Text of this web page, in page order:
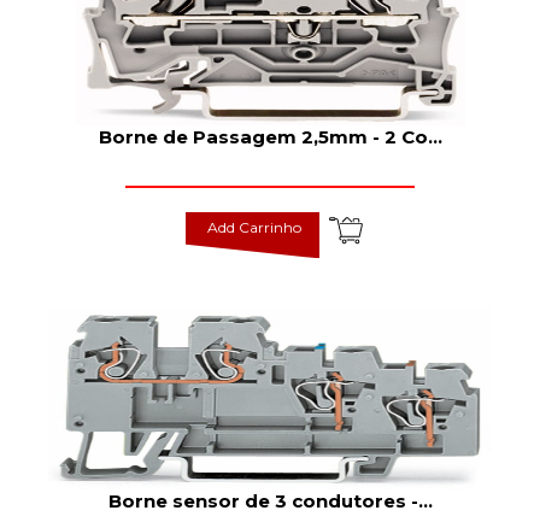
Borne de Passagem 2,5mm - 2 Co...
Add Carrinho
Borne sensor de 3 condutores -...